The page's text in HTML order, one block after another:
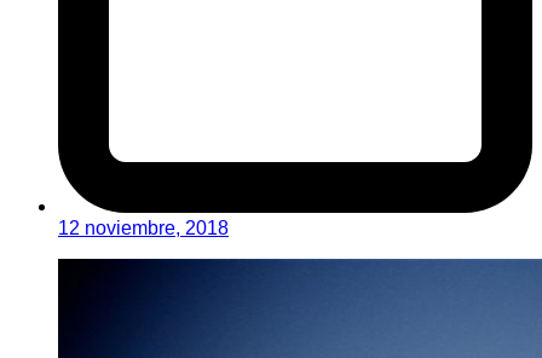
12 noviembre, 2018